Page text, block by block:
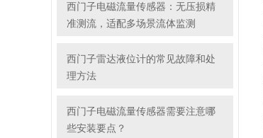
西门子电磁流量传感器：无压损精
准测流，适配多场景流体监测
西门子雷达液位计的常见故障和处
理方法
西门子电磁流量传感器需要注意哪
些安装要点？